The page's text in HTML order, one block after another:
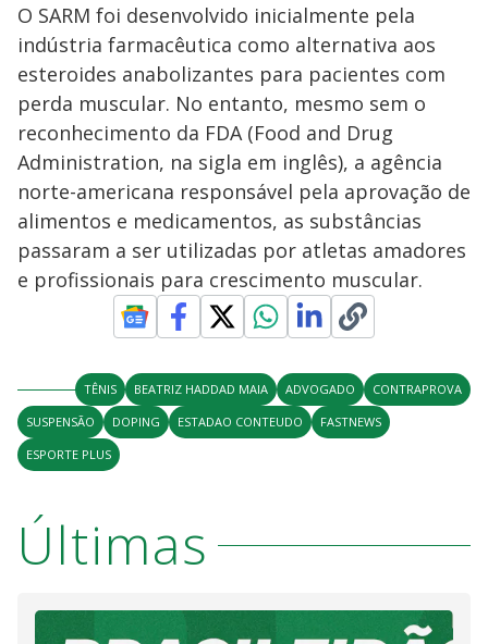
O SARM foi desenvolvido inicialmente pela
indústria farmacêutica como alternativa aos
esteroides anabolizantes para pacientes com
perda muscular. No entanto, mesmo sem o
reconhecimento da FDA (Food and Drug
Administration, na sigla em inglês), a agência
norte-americana responsável pela aprovação de
alimentos e medicamentos, as substâncias
passaram a ser utilizadas por atletas amadores
e profissionais para crescimento muscular.
TÊNIS BEATRIZ HADDAD MAIA ADVOGADO
CONTRAPROVA
SUSPENSÃO
DOPING ESTADAO CONTEUDO
FASTNEWS
ESPORTE PLUS
Últimas